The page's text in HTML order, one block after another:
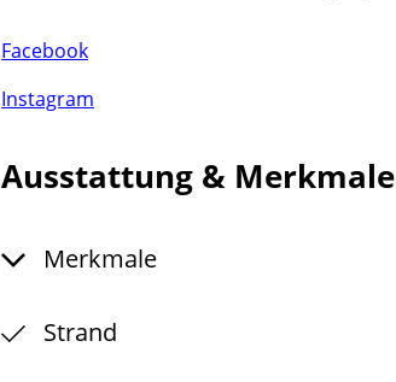
Facebook
Instagram
Ausstattung & Merkmale
Merkmale
Strand